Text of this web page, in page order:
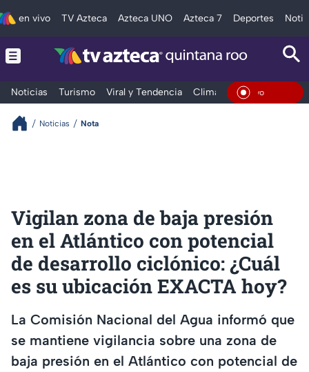
en vivo TV Azteca Azteca UNO Azteca 7 Deportes
Noticias Turismo Viral y Tendencia Clima Tráfico En
Noticias Nota
Vigilan zona de baja presión
en el Atlántico con potencial
de desarrollo ciclónico: ¿Cuál
es su ubicación EXACTA hoy?
La Comisión Nacional del Agua informó que
se mantiene vigilancia sobre una zona de
baja presión en el Atlántico con potencial de